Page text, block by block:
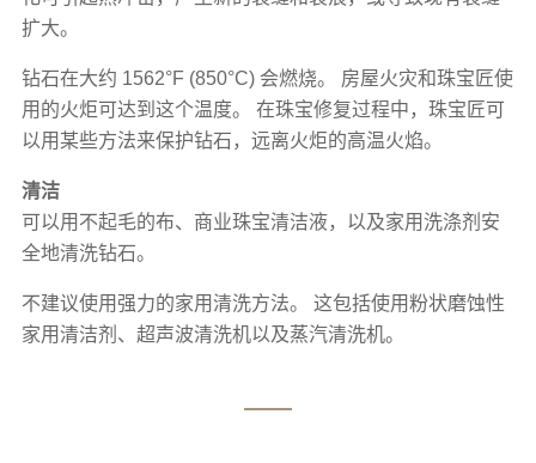
扩大。
钻石在大约 1562°F (850°C) 会燃烧。 房屋火灾和珠宝匠使
用的火炬可达到这个温度。 在珠宝修复过程中，珠宝匠可
以用某些方法来保护钻石，远离火炬的高温火焰。
清洁
可以用不起毛的布、商业珠宝清洁液，以及家用洗涤剂安
全地清洗钻石。
不建议使用强力的家用清洗方法。 这包括使用粉状磨蚀性
家用清洁剂、超声波清洗机以及蒸汽清洗机。